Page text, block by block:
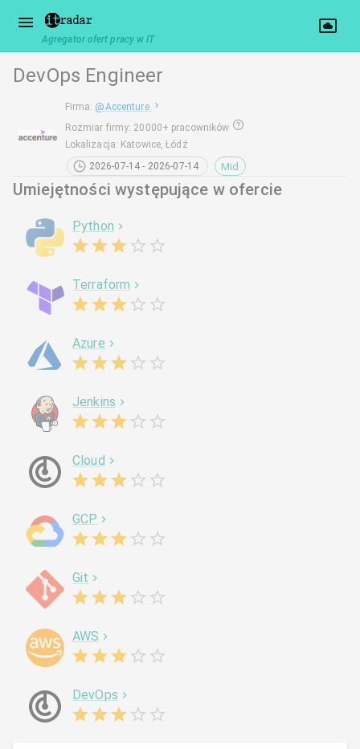
Agregator ofert pracy w IT
DevOps Engineer
Firma: @Accenture
Rozmiar firmy: 20000+ pracowników
Lokalizacja: Katowice, Łódź
2026-07-14 - 2026-07-14
Mid
Umiejętności występujące w ofercie
Python
Terraform
Azure
Jenkins
Cloud
GCP
Git
AWS
DevOps